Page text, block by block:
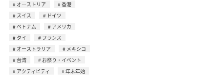
オーストリア
香港
スイス
ドイツ
ベトナム
アメリカ
タイ
フランス
オーストラリア
メキシコ
台湾
お祭り・イベント
アクティビティ
年末年始